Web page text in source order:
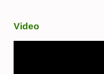
Video